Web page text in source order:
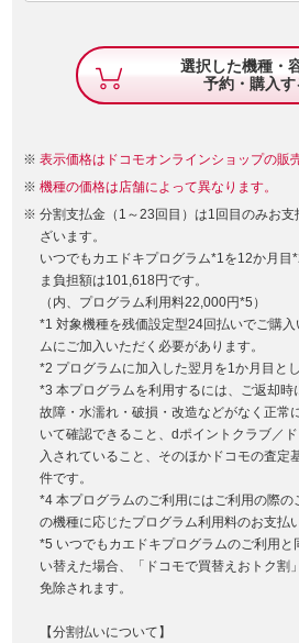
選択した機種・
予約・購入す
表示価格はドコモオンラインショップの販
機種の価格は店舗によって異なります。
分割支払金（1～23回目）は1回目のみお
ざいます。
いつでもカエドキプログラム*1を12か月目
ま負担額は101,618円です。
（内、プログラム利用料22,000円*5）
*1 対象機種を残価設定型24回払いでご購
ムにご加入いただく必要があります。
*2 プログラムに加入した翌月を1か月目とし
*3 本プログラムを利用するには、ご返却時
故障・水濡れ・破損・改造などがなく正常
いて確認できること、dポイントクラブ／
入されていること、そのほかドコモの査定
件です。
*4 本プログラムのご利用にはご利用の際の
の機種に応じたプログラム利用料のお支払
*5 いつでもカエドキプログラムのご利用と
い替えた場合、「ドコモで買替えおトク割
免除されます。
【分割払いについて】